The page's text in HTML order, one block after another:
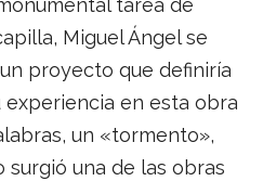
tarea de
Miguel Ángel se
proyecto que definiría
experiencia en esta obra
un «tormento»,
una de las obras